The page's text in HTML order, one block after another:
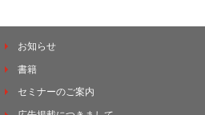
お知らせ
書籍
セミナーのご案内